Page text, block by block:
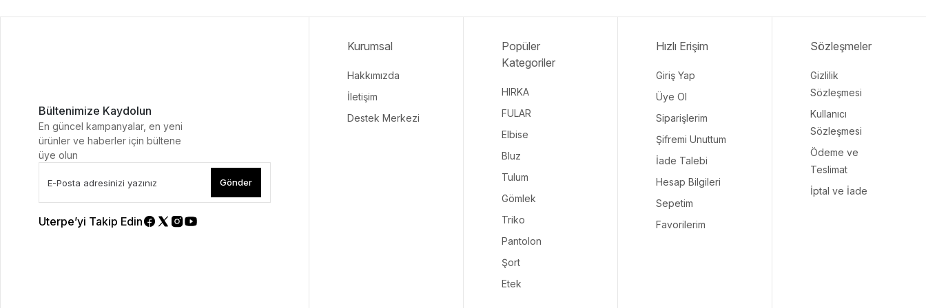
Bültenimize Kaydolun
En güncel kampanyalar, en yeni
ürünler ve haberler için bültene
üye olun
Gönder
Uterpe’yi Takip Edin
Kurumsal
Hakkımızda
İletişim
Destek Merkezi
Popüler
Kategoriler
HIRKA
FULAR
Elbise
Bluz
Tulum
Gömlek
Triko
Pantolon
Şort
Etek
Hızlı Erişim
Giriş Yap
Üye Ol
Siparişlerim
Şifremi Unuttum
İade Talebi
Hesap Bilgileri
Sepetim
Favorilerim
Sözleşmeler
Gizlilik
Sözleşmesi
Kullanıcı
Sözleşmesi
Ödeme ve
Teslimat
İptal ve İade